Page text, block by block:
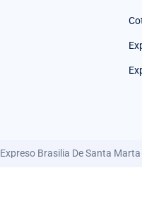
Expreso Brasilia De Santa Marta